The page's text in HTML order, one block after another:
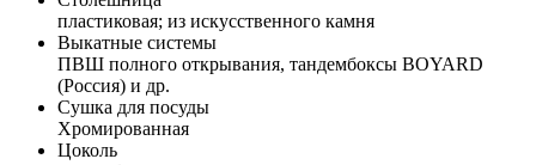
пластиковая; из искусственного камня
Выкатные системы
ПВШ полного открывания, тандембоксы BOYARD
(Россия) и др.
Сушка для посуды
Хромированная
Цоколь